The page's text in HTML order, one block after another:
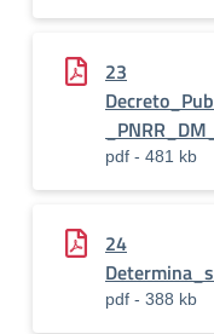
23
pdf - 481 kb
24
pdf - 388 kb